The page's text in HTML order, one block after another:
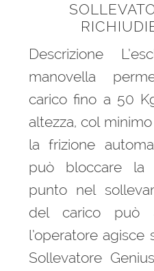
Descrizione
manovella
carico fino a 50
altezza, col
la frizione
può bloccare la
punto nel
del carico può
l’operatore agisce
Sollevatore